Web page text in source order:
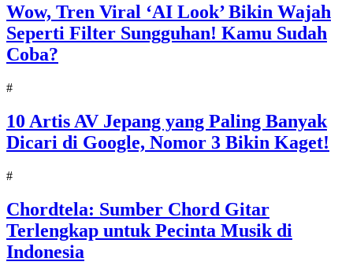
Wow, Tren Viral ‘AI Look’ Bikin Wajah
Seperti Filter Sungguhan! Kamu Sudah
Coba?
#
10 Artis AV Jepang yang Paling Banyak
Dicari di Google, Nomor 3 Bikin Kaget!
#
Chordtela: Sumber Chord Gitar
Terlengkap untuk Pecinta Musik di
Indonesia